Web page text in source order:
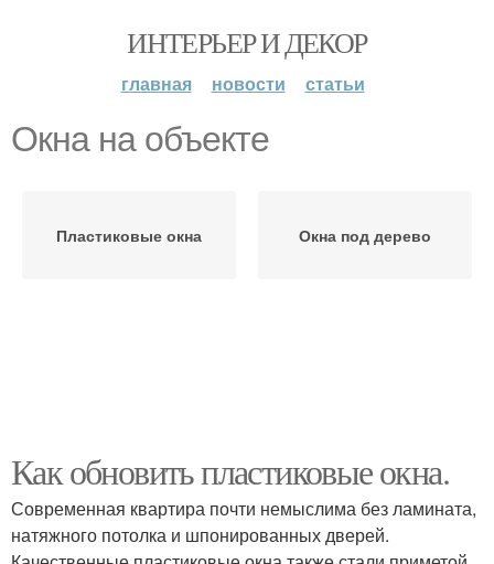
ИНТЕРЬЕР И ДЕКОР
главная новости статьи
Окна на объекте
Пластиковые окна Окна под дерево
Как обновить пластиковые окна.
Современная квартира почти немыслима без ламината,
натяжного потолка и шпонированных дверей.